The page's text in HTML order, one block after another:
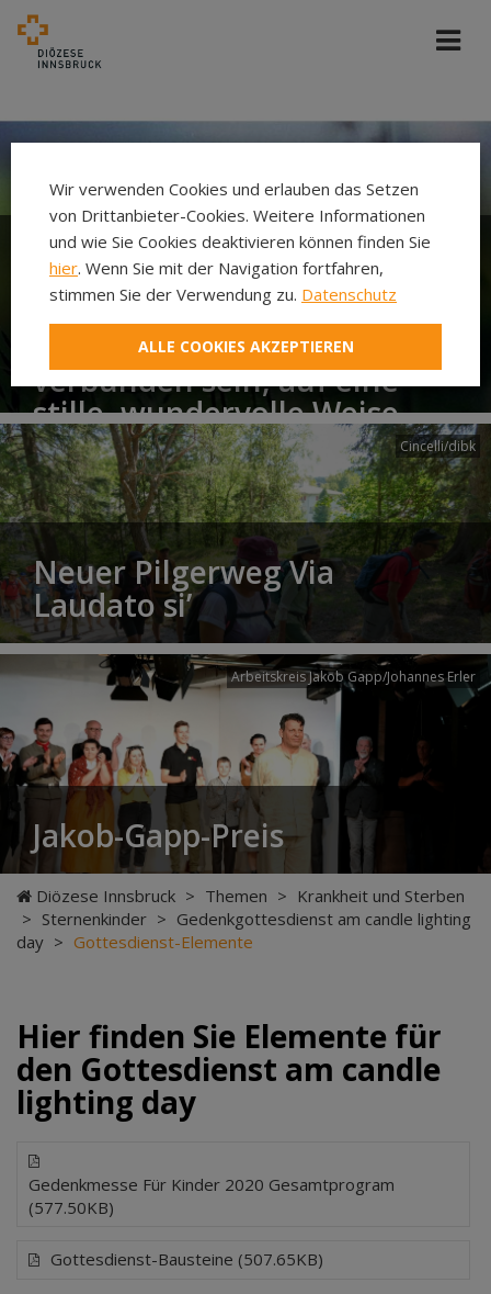
Die kleine Seele dein ging
auf die große Reise. Doch
werden wir zwei immer
verbunden sein, auf eine
stille, wundervolle Weise.
Cincelli/dibk
Neuer Pilgerweg Via
Laudato si’
Arbeitskreis Jakob Gapp/Johannes Erler
Jakob-Gapp-Preis
Diözese Innsbruck > Themen > Krankheit und Sterben
> Sternenkinder > Gedenkgottesdienst am candle lighting
day > Gottesdienst-Elemente
Hier finden Sie Elemente für
den Gottesdienst am candle
lighting day
Gedenkmesse Für Kinder 2020 Gesamtprogram
(577.50KB)
Gottesdienst-Bausteine (507.65KB)
Wir verwenden Cookies und erlauben das Setzen
von Drittanbieter-Cookies. Weitere Informationen
und wie Sie Cookies deaktivieren können finden Sie
hier. Wenn Sie mit der Navigation fortfahren,
stimmen Sie der Verwendung zu. Datenschutz
ALLE COOKIES AKZEPTIEREN